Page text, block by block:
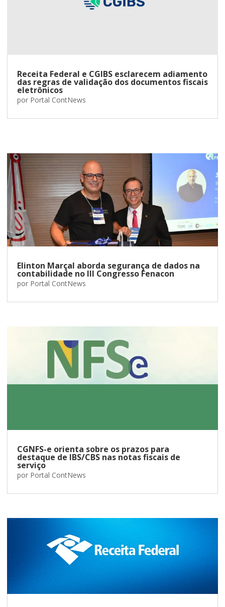
Receita Federal e CGIBS esclarecem adiamento
das regras de validação dos documentos fiscais
eletrônicos
por Portal ContNews
Elinton Marçal aborda segurança de dados na
contabilidade no III Congresso Fenacon
por Portal ContNews
CGNFS-e orienta sobre os prazos para
destaque de IBS/CBS nas notas fiscais de
serviço
por Portal ContNews